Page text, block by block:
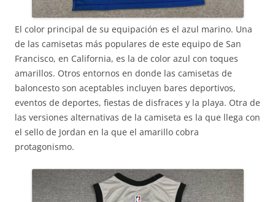
El color principal de su equipación es el azul marino. Una
de las camisetas más populares de este equipo de San
Francisco, en California, es la de color azul con toques
amarillos. Otros entornos en donde las camisetas de
baloncesto son aceptables incluyen bares deportivos,
eventos de deportes, fiestas de disfraces y la playa. Otra de
las versiones alternativas de la camiseta es la que llega con
el sello de Jordan en la que el amarillo cobra
protagonismo.